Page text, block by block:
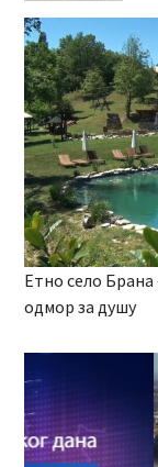
Етно село
одмор за душу